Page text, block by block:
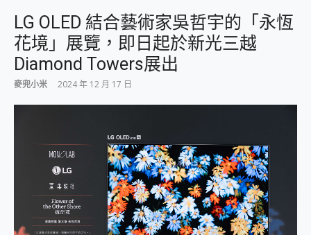
CP 值天花板~ Bongcom BS5 足球君開箱~ 短焦投影機 3千元就能擁有！ 折扣碼在這～
專為 PC上的 XBOX和掌機設計的 FireCuda X1070 SSD 固態硬碟開箱 評測
台灣製攝影機在這裡，100%全無線設計 SpotCam Solo Eco 太陽能防水雲端攝影機 SpotCam Solo 3 2.5K高畫質戶外攝影機 開箱 評測
電力超超超持久 MSI 微星 Prestige 14 AI+ D3MG-031TW 14吋 開箱評價，AI輕薄商務筆電 Copilot+ PC
超懂拍、耐用 AI 街拍機~ realme 16 Pro 開箱評價~ 2 億畫素 LumaColor 影像、持久續航與 IP69K 高防護
AI 支付 一錶搞定大小事 Xiaomi Watch 5 開箱 評測
好用的 EaseUS Partition Master 讓您輕鬆的移除與格式化有防寫保護的隨身碟或SD卡
一鍵修復模糊影片、舊照的 AI 好幫手! VideoProc Converter AI 新版全解析 × 年末優惠，一篇全看懂
小朋友才做選擇 投影機 RGB藍牙音響 氛圍情境燈 我通通都要！ Starfish 2 幻彩膠囊投影機｜結合「 智慧投影 & 煥彩流動 」的沈浸式生活新體驗
外型超吸晴~ 給您絕佳操控體驗 GravaStar Mercury K1 系列 異星機械鍵盤與 Mercury X 系列 輕量無線電競滑鼠 開箱 評測
開箱~變身「蜘蛛人」椅子軍師！MSI MPG 491CQP QD-OLED 超寬曲面電競螢幕，多工辦公、爽度滿滿的終極桌面體驗
iPhone 17 系列 有認證的防護來囉！ imos 首家導入 UL MCV 行銷宣告驗證的手機配件品牌
LG OLED 結合藝術家吳哲宇的「永恆
花境」展覽，即日起於新光三越
Diamond Towers展出
麥兜小米 2024 年 12 月 17 日